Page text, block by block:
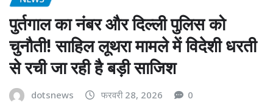
पुर्तगाल का नंबर और दिल्ली पुलिस को
चुनौती! साहिल लूथरा मामले में विदेशी धरती
से रची जा रही है बड़ी साजिश
dotsnews फरवरी 28, 2026 0